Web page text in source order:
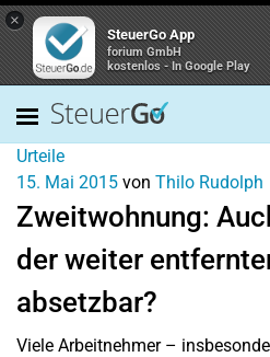
×
SteuerGo App
forium GmbH
kostenlos - In Google Play
Urteile
15. Mai 2015 von Thilo Rudolph
Zweitwohnung:
der weiter
absetzbar?
Viele Arbeitnehmer –